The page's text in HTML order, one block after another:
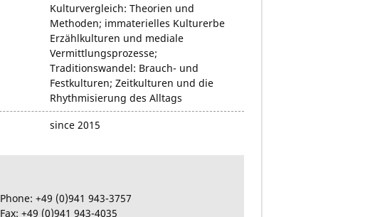
Kulturvergleich: Theorien und
Methoden; immaterielles Kulturerbe
Erzählkulturen und mediale
Vermittlungsprozesse;
Traditionswandel: Brauch- und
Festkulturen; Zeitkulturen und die
Rhythmisierung des Alltags
since 2015
Phone: +49 (0)941 943-3757
Fax: +49 (0)941 943-4035